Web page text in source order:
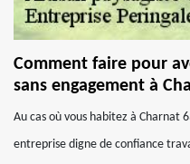
Comment faire pour
sans engagement à
Au cas où vous habitez à Charnat
entreprise digne de confiance